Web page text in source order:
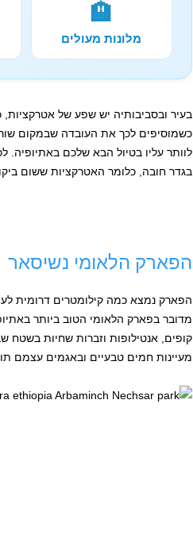
🏨
מלונות מעולים
בעיר ובסביבותיה יש שפע של
כשמוסיפים לכך את העובדה שבמקום
בגדר חובה, כלומר האטרקציות ששום
הפארק הלאומי נשיסאר
הפארק נמצא כמה קילומטרים דרומית
מדובר בפארק הלאומי הטוב ביותר
קופים, אנטילופות וזברות שחיות בשטח
מעיינות חמים טבעיים ובאגמים עצמם